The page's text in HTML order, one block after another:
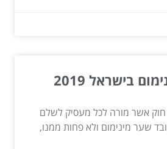
בישראל 2019
חוק אשר מורה לכל מעסיק לשלם
שער מינימום ולא פחות ממנו,